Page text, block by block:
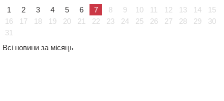
1
2 3 4 5 6 7 8 9 10 11 12 13 14
15
16
17 18 19 20 21 22 23 24 25 26 27 28 29
30
31
Всі новини за місяць